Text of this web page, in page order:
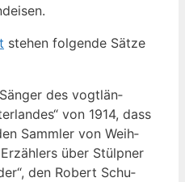
ste­hen fol­gen­de Sät­ze
des vogt­län­
von 1914, dass
Samm­ler von Weih­
über Stül­pner
den Robert Schu­